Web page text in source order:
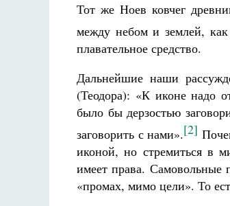
Тот же Ноев ковчег
между небом и землей, как
плавательное средство.
Дальнейшие наши
(Теодора): «К иконе надо
было бы дерзостью
заговорить с нами».[2]
иконой, но стремиться в
имеет права. Самовольные
«промах, мимо цели». То